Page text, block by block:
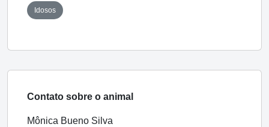
Idosos
Contato sobre o animal
Mônica Bueno Silva